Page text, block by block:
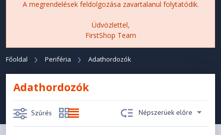
A megrendelések feldolgozása zavartalanul folytatódik.
Üdvözlettel,
FirstShop Team
Főoldal Periféria Adathordozók
Adathordozók
Szűrés Népszerüek előre